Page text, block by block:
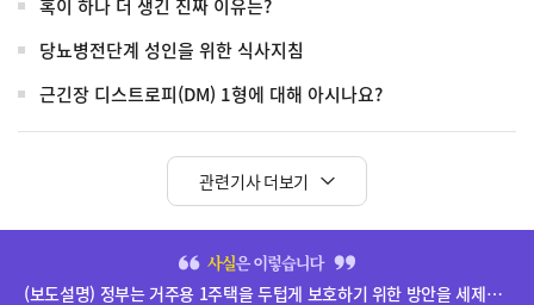
혹이 하나 더 생긴 진짜 이유는?
당뇨병전단계 성인을 위한 식사지침
근긴장 디스트로피(DM) 1형에 대해 아시나요?
관련기사 더보기
(보도설명) 정부는 거주용 1주택을 두텁게 보호하기 위한 방안을 세제개편안에 담았습니다.